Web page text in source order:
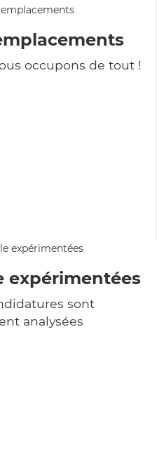
occupons de tout !
expérimentées
sont
analysées